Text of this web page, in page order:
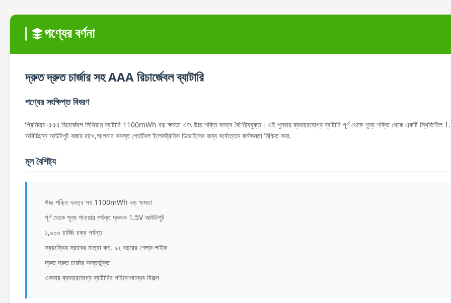
পণ্যের বর্ণনা
দ্রুত দ্রুত চার্জার সহ AAA রিচার্জেবল ব্যাটারি
পণ্যের সংক্ষিপ্ত বিবরণ
প্রিমিয়াম এএএ রিচার্জেবল লিথিয়াম ব্যাটারি 1100mWh বড় ক্ষমতা এবং উচ্চ শক্তি ঘনত্ব বৈশিষ্ট্যযুক্ত। এই পুনরায় ব্যবহারযোগ্য ব্যাটারি পূর্ণ থেকে শূন্য শক্তি থেকে একটি স্থিতিশীল
অবিচ্ছিন্ন আউটপুট বজায় রাখে,আপনার সমস্ত পোর্টেবল ইলেকট্রনিক ডিভাইসের জন্য সর্বোত্তম কর্মক্ষমতা নিশ্চিত করা.
মূল বৈশিষ্ট্য
উচ্চ শক্তি ঘনত্ব সহ 1100mWh বড় ক্ষমতা
পূর্ণ থেকে শূন্য পাওয়ার পর্যন্ত ধ্রুবক 1.5V আউটপুট
১,৬০০ চার্জিং চক্র পর্যন্ত
স্বয়ংক্রিয় স্রাবের মাত্রা কম, ১২ বছরের শেল্ফ লাইফ
দ্রুত দ্রুত চার্জার অন্তর্ভুক্ত
একবার ব্যবহারযোগ্য ব্যাটারির পরিবেশবান্ধব বিকল্প